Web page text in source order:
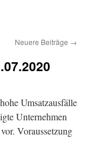
Neuere Beiträge →
Umsatzausfälle
Unternehmen
Voraussetzung